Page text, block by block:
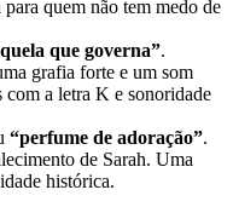
quem não tem medo de
que governa”.
grafia forte e um som
com a letra K e sonoridade
“perfume de adoração”.
de Sarah. Uma
histórica.